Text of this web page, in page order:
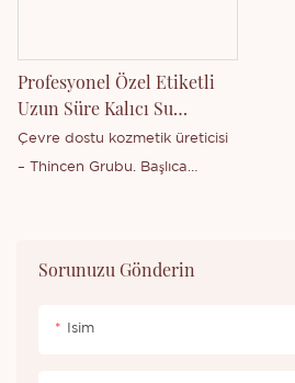
Sorunuzu Gönderin
Isim
Profesyonel Özel Etiketli
Uzun Süre Kalıcı Su
Geçirmez Mat Ruj
Çevre dostu kozmetik üreticisi
– Thincen Grubu. Başlıca